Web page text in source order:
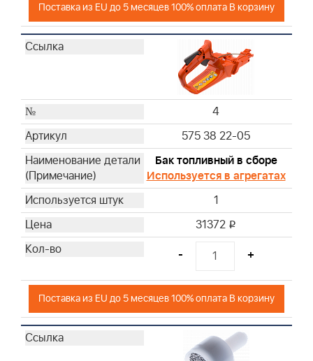
Поставка из EU до 5 месяцев 100% оплата В корзину
4
575 38 22-05
Бак топливный в сборе
Используется в агрегатах
1
31372 i
- +
Поставка из EU до 5 месяцев 100% оплата В корзину